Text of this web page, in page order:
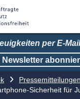
per E-
Newsletter
Pressemitteilungen
Sicherheit für